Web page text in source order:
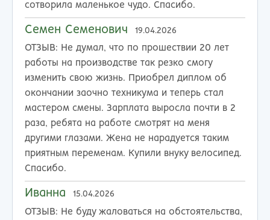
сотворила маленькое чудо. Спасибо.
Семен Семенович 19.04.2026
ОТЗЫВ: Не думал, что по прошествии 20 лет
работы на производстве так резко смогу
изменить свою жизнь. Приобрел диплом об
окончании заочно техникума и теперь стал
мастером смены. Зарплата выросла почти в 2
раза, ребята на работе смотрят на меня
другими глазами. Жена не нарадуется таким
приятным переменам. Купили внуку велосипед.
Спасибо.
Иванна 15.04.2026
ОТЗЫВ: Не буду жаловаться на обстоятельства,